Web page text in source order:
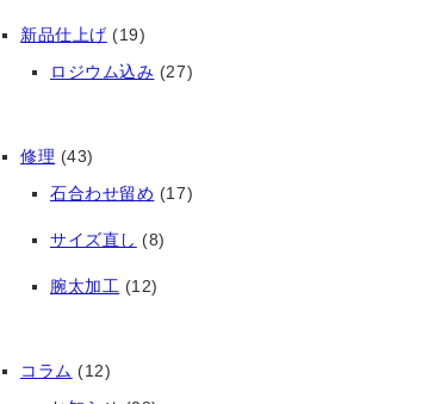
新品仕上げ (19)
ロジウム込み (27)
修理 (43)
石合わせ留め (17)
サイズ直し (8)
腕太加工 (12)
コラム (12)